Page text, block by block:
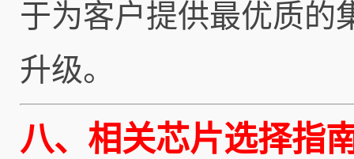
于为客户提供最优质的
升级。
八、 相关芯片